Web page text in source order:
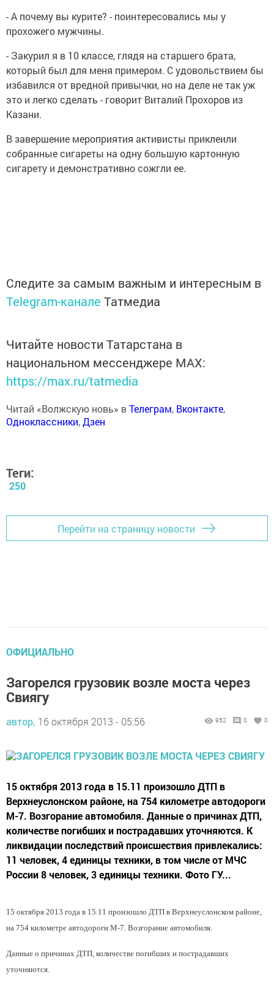
- А почему вы курите? - поинтересовались мы у
прохожего мужчины.
- Закурил я в 10 классе, глядя на старшего брата,
который был для меня примером. С удовольствием бы
избавился от вредной привычки, но на деле не так уж
это и легко сделать - говорит Виталий Прохоров из
Казани.
В завершение мероприятия активисты приклеили
собранные сигареты на одну большую картонную
сигарету и демонстративно сожгли ее.
Следите за самым важным и интересным в
Telegram-канале Татмедиа
Читайте новости Татарстана в
национальном мессенджере MАХ:
https://max.ru/tatmedia
Читай «Волжскую новь» вТелеграм, Вконтакте,
Одноклассники,Дзен
Теги:
250
Перейти на страницу новости
ОФИЦИАЛЬНО
Загорелся грузовик возле моста через
Свиягу
автор, 16 октября 2013 - 05:56 952 0 0
15 октября 2013 года в 15.11 произошло ДТП в
Верхнеуслонском районе, на 754 километре автодороги
М-7. Возгорание автомобиля. Данные о причинах ДТП,
количестве погибших и пострадавших уточняются. К
ликвидации последствий происшествия привлекались:
11 человек, 4 единицы техники, в том числе от МЧС
России 8 человек, 3 единицы техники. Фото ГУ...
15 октября 2013 года в 15.11 произошло ДТП в Верхнеуслонском районе,
на 754 километре автодороги М-7. Возгорание автомобиля.
Данные о причинах ДТП, количестве погибших и пострадавших
уточняются.